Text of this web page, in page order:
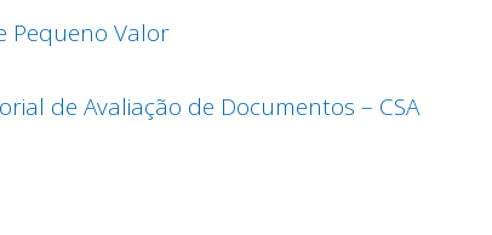
Pequeno Valor
de Avaliação de Documentos – CSA